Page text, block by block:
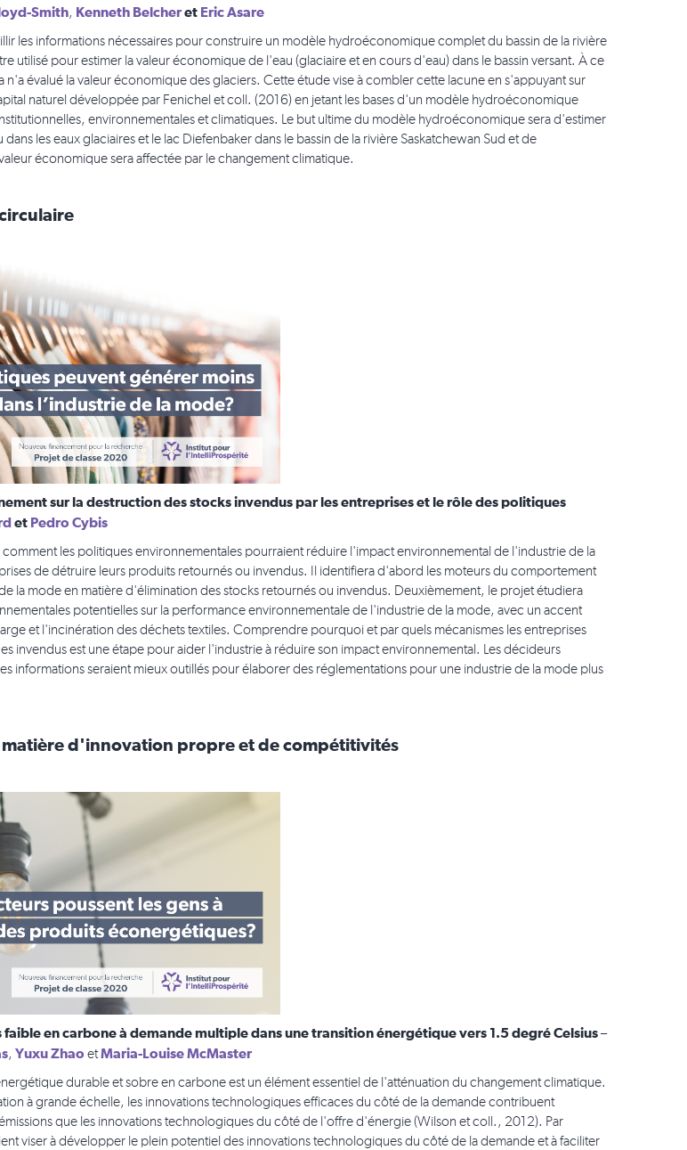
Smith, Kenneth Belcheret Eric Asare
les informations nécessaires pour construire un modèle hydroéconomique complet du bassin de la rivière
utilisé pour estimer la valeur économique de l'eau (glaciaire et en cours d'eau) dans le bassin versant. À ce
n'a évalué la valeur économique des glaciers. Cette étude vise à combler cette lacune en s'appuyant sur
naturel développée par Fenichel et coll. (2016) en jetant les bases d'un modèle hydroéconomique
environnementales et climatiques. Le but ultime du modèle hydroéconomique sera d'estimer
les eaux glaciaires et le lac Diefenbaker dans le bassin de la rivière Saskatchewan Sud et de
économique sera affectée par le changement climatique.
sur la destruction des stocks invendus par les entreprises et le rôle des politiques
et Pedro Cybis
les politiques environnementales pourraient réduire l'impact environnemental de l'industrie de la
de détruire leurs produits retournés ou invendus. Il identifiera d'abord les moteurs du comportement
la mode en matière d'élimination des stocks retournés ou invendus. Deuxièmement, le projet étudiera
potentielles sur la performance environnementale de l'industrie de la mode, avec un accent
et l'incinération des déchets textiles. Comprendre pourquoi et par quels mécanismes les entreprises
invendus est une étape pour aider l'industrie à réduire son impact environnemental. Les décideurs
informations seraient mieux outillés pour élaborer des réglementations pour une industrie de la mode plus
matière d'innovation propre et de compétitivités
en carbone à demande multiple dans une transition énergétique vers 1.5 degré Celsius–
, Yuxu Zhao etMaria-Louise McMaster
durable et sobre en carbone est un élément essentiel de l'atténuation du changement climatique.
à grande échelle, les innovations technologiques efficaces du côté de la demande contribuent
que les innovations technologiques du côté de l'offre d'énergie (Wilson et coll., 2012). Par
viser à développer le plein potentiel des innovations technologiques du côté de la demande et à faciliter